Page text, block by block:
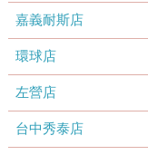
嘉義耐斯店
環球店
左營店
台中秀泰店